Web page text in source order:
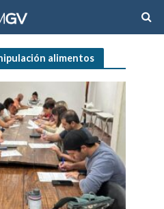
alimentos